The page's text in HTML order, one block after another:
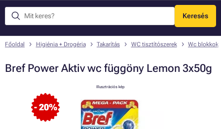
Keresés
Menü
Főoldal Higiénia + Drogéria Takarítás WC tisztítószerek Wc blokkok
Bref Power Aktiv wc függöny Lemon 3x50g
- 20%
Illusztrációs kép